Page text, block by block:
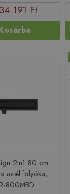
34 191 Ft
Kosárba
2in1 80 cm
acél folyóka,
800MBD